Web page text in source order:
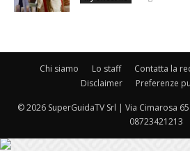
Chi siamo Lo staff Contatta la
Disclaimer
Preferenze
© 2026 SuperGuidaTV Srl | Via Cimarosa
08723421213